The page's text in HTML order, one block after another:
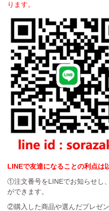
ります。
LINEで友達になることの利点は
①注文番号をLINEでお知らせし、
ができます。
②購入した商品や選んだプレゼ